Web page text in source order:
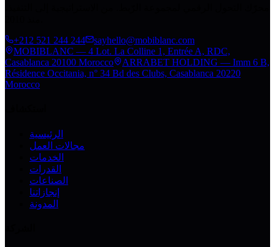
+212 521 244 244
sayhello@mobiblanc.com
MOBIBLANC — 4 Lot. La Colline 1, Entrée A, RDC,
Casablanca 20100 Morocco
ARRABET HOLDING — Imm 6 B,
Résidence Occitania, n° 34 Bd des Clubs, Casablanca 20220
Morocco
الرئيسية
مجالات العمل
الخدمات
القدرات
الصناعات
إنجازاتنا
المدونة